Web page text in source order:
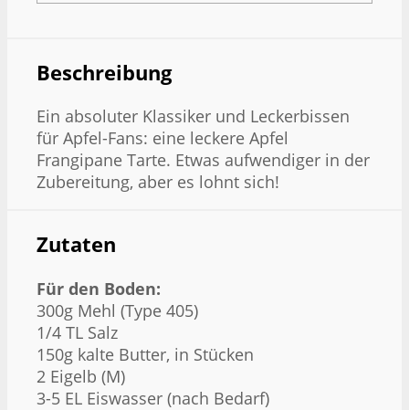
Beschreibung
Ein absoluter Klassiker und Leckerbissen
für Apfel-Fans: eine leckere Apfel
Frangipane Tarte. Etwas aufwendiger in der
Zubereitung, aber es lohnt sich!
Zutaten
Für den Boden:
300g Mehl (Type 405)
1/4 TL Salz
150g kalte Butter, in Stücken
2 Eigelb (M)
3-5 EL Eiswasser (nach Bedarf)